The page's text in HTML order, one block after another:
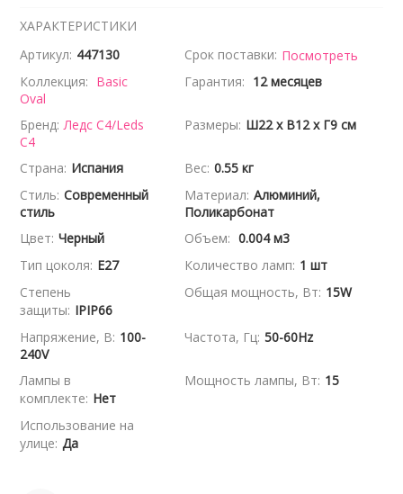
ХАРАКТЕРИСТИКИ
Артикул: 447130 Срок поставки: Посмотреть
Коллекция: Basic
Oval
Гарантия: 12 месяцев
Бренд: Ледс С4/Leds
C4
Размеры: Ш22 x В12 x Г9 см
Страна: Испания Вес: 0.55 кг
Стиль: Современный
стиль
Материал: Алюминий,
Поликарбонат
Цвет: Черный Объем: 0.004 м3
Тип цоколя: E27 Количество ламп: 1 шт
Степень
защиты: IPIP66
Общая мощность, Вт: 15W
Напряжение, В: 100-
240V
Частота, Гц: 50-60Hz
Лампы в
комплекте: Нет
Мощность лампы, Вт: 15
Использование на
улице: Да